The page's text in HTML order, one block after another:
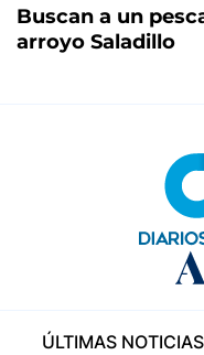
Buscan a un
arroyo Saladillo
ÚLTIMAS NOTICIAS